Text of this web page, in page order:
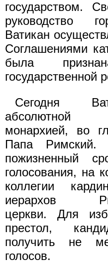
государством.
руководство
Ватикан
Соглашениями
была
государственной
Сегодня
абсолютной
монархией, во
Папа Римский.
пожизненный
голосования, на
коллегии
иерархов
церкви. Для
престол,
получить не
голосов.